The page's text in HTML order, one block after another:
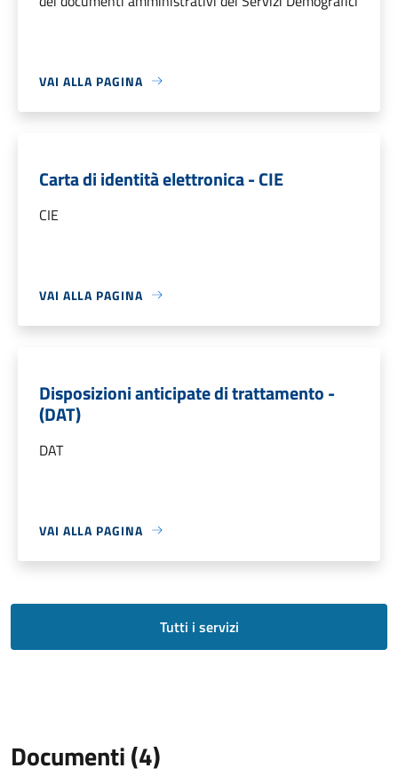
VAI ALLA PAGINA
Carta di identità elettronica - CIE
CIE
VAI ALLA PAGINA
Disposizioni anticipate di trattamento -
(DAT)
DAT
VAI ALLA PAGINA
Tutti i servizi
Documenti (4)